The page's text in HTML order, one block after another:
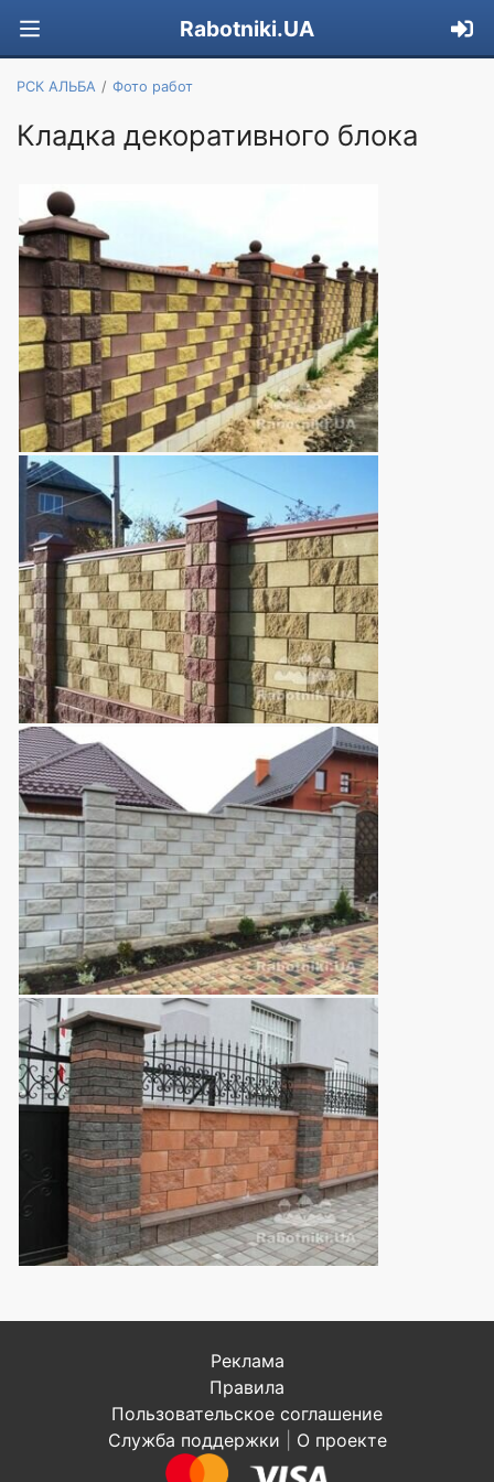
Rabotniki.UA
РСК АЛЬБА Фото работ
Кладка декоративного блока
Реклама
Правила
Пользовательское соглашение
Служба поддержки
О проекте